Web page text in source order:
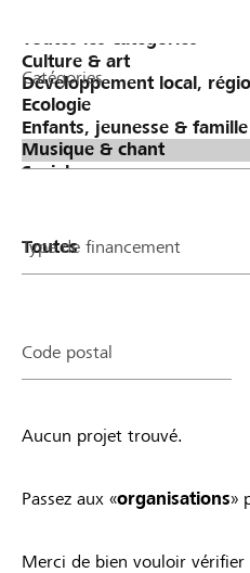
Catégories
Type de financement
Code postal
Aucun projet trouvé.
Passez aux «organisations»
Merci de bien vouloir